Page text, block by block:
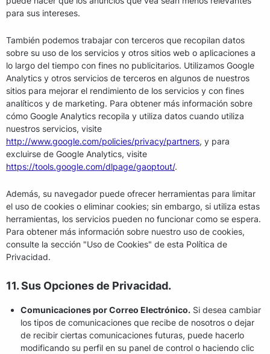
para sus intereses.
También podemos trabajar con terceros que recopilan datos
sobre su uso de los servicios y otros sitios web o aplicaciones a
lo largo del tiempo con fines no publicitarios. Utilizamos Google
Analytics y otros servicios de terceros en algunos de nuestros
sitios para mejorar el rendimiento de los servicios y con fines
analíticos y de marketing. Para obtener más información sobre
cómo Google Analytics recopila y utiliza datos cuando utiliza
nuestros servicios, visite
http://www.google.com/policies/privacy/partners, y para
excluirse de Google Analytics, visite
https://tools.google.com/dlpage/gaoptout/.
Además, su navegador puede ofrecer herramientas para limitar
el uso de cookies o eliminar cookies; sin embargo, si utiliza estas
herramientas, los servicios pueden no funcionar como se espera.
Para obtener más información sobre nuestro uso de cookies,
consulte la sección "Uso de Cookies" de esta Política de
Privacidad.
11. Sus Opciones de Privacidad.
Comunicaciones por Correo Electrónico. Si desea cambiar
los tipos de comunicaciones que recibe de nosotros o dejar
de recibir ciertas comunicaciones futuras, puede hacerlo
modificando su perfil en su panel de control o haciendo clic